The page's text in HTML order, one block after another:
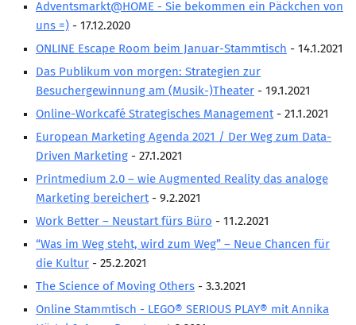
PODCAST
AKTUELLES
Adventsmarkt@HOME - Sie bekommen ein Päckchen von
uns =) - 17.12.2020
ONLINE Escape Room beim Januar-Stammtisch - 14.1.2021
Das Publikum von morgen: Strategien zur
Besuchergewinnung am (Musik-)Theater - 19.1.2021
Online-Workcafé Strategisches Management- 21.1.2021
European Marketing Agenda 2021 / Der Weg zum Data-
Driven Marketing - 27.1.2021
Printmedium 2.0 – wie Augmented Reality das analoge
Marketing bereichert- 9.2.2021
Work Better – Neustart fürs Büro - 11.2.2021
“Was im Weg steht, wird zum Weg” – Neue Chancen für
die Kultur - 25.2.2021
The Science of Moving Others - 3.3.2021
Online Stammtisch - LEGO® SERIOUS PLAY® mit Annika